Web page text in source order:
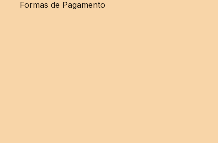
Formas de Pagamento